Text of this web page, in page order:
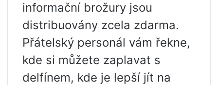
informační brožury jsou
distribuovány zcela zdarma.
Přátelský personál vám řekne,
kde si můžete zaplavat s
delfínem, kde je lepší jít na